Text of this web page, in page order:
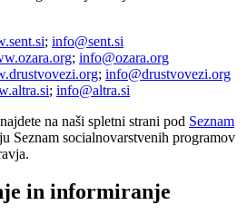
; info@sent.si
; info@ozara.org
; info@drustvovezi.org
; info@altra.si
na naši spletni strani pod Seznam
Seznam socialnovarstvenih programov
in informiranje